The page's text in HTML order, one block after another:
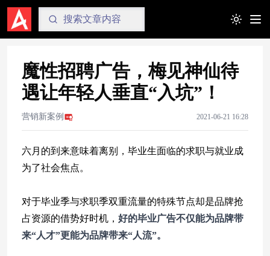
Toggle
魔性招聘广告，梅见神仙待
遇让年轻人垂直“入坑”！
营销新案例 2021-06-21 16:28
六月的到来意味着离别，毕业生面临的求职与就业成
为了社会焦点。
对于毕业季与求职季双重流量的特殊节点却是品牌抢
占资源的借势好时机， 好的毕业广告不仅能为品牌带
来“人才”更能为品牌带来“人流”。